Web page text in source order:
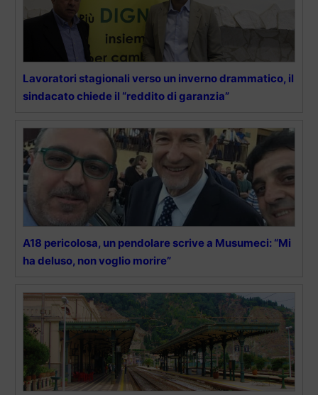
Lavoratori stagionali verso un inverno drammatico, il
sindacato chiede il “reddito di garanzia”
A18 pericolosa, un pendolare scrive a Musumeci: “Mi
ha deluso, non voglio morire”